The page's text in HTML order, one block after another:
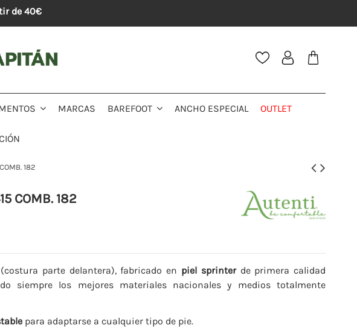
de 40€
MARCAS BAREFOOT ANCHO ESPECIAL OUTLET
182
COMB. 182
(costura parte delantera), fabricado en piel sprinterde primera calidad
siempre los mejores materiales nacionales y medios totalmente
para adaptarse a cualquier tipo de pie.